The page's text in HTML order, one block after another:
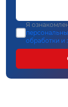
Я
обработки и